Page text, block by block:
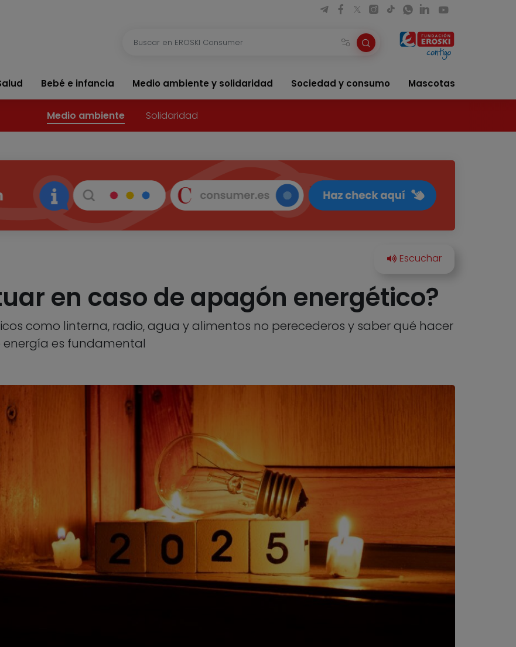
Bebé e infancia Medio ambiente y solidaridad Sociedad y consumo Mascotas
Medio ambiente Solidaridad
en caso de apagón energético?
como linterna, radio, agua y alimentos no perecederos y saber qué hacer
es fundamental